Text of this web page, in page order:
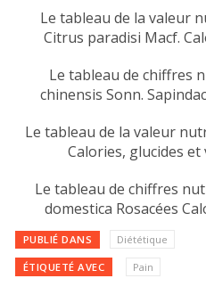
Le tableau de la valeur
Citrus paradisi Macf.
Le tableau de chiffres
chinensis Sonn.
Le tableau de la valeur
Calories, glucides
Le tableau de chiffres
domestica Rosacées
PUBLIÉ DANS Diététique
ÉTIQUETÉ AVEC Pain